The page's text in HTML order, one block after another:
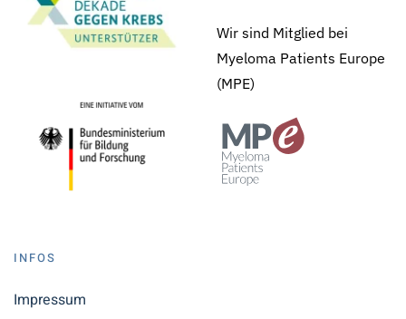
Wir sind Mitglied bei
Myeloma Patients Europe
(MPE)
INFOS
Impressum